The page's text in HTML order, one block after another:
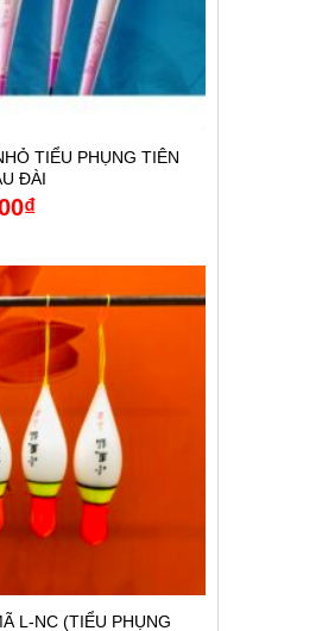
TIỂU PHỤNG TIÊN
ĐÀI
₫
L-NC (TIỂU PHỤNG